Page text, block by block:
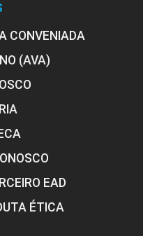
E
CONVENIADA
(AVA)
EAD
ÉTICA